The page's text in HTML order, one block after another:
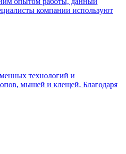
компании используют
технологий и
мышей и клещей. Благодаря